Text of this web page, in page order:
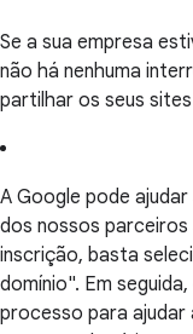
Se a sua empresa
não há nenhuma
partilhar os seus
A Google pode
dos nossos
inscrição, basta
domínio". Em
processo para ajudar